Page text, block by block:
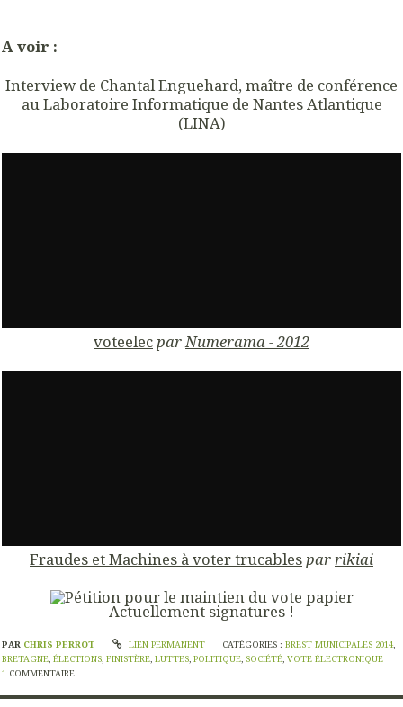
A voir :
Interview de Chantal Enguehard, maître de conférence
au Laboratoire Informatique de Nantes Atlantique
(LINA)
voteelecparNumerama - 2012
Fraudes et Machines à voter trucablesparrikiai
Actuellementsignatures !
PAR CHRIS PERROT LIEN PERMANENT CATÉGORIES :BREST MUNICIPALES 2014,
BRETAGNE, ÉLECTIONS, FINISTÈRE, LUTTES, POLITIQUE, SOCIÉTÉ, VOTE ÉLECTRONIQUE
1 COMMENTAIRE